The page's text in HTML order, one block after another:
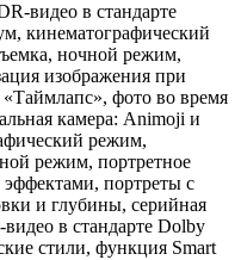
в стандарте
кинематографический
ночной режим,
изображения при
фото во время
камера: Animoji и
режим,
режим, портретное
портреты с
и глубины, серийная
в стандарте Dolby
стили, функция Smart